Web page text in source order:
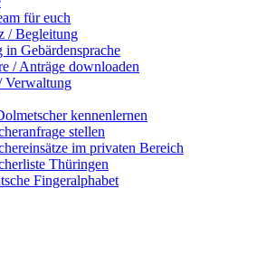
für euch
/ Begleitung
in Gebärdensprache
/ Anträge downloaden
Verwaltung
kennenlernen
stellen
im privaten Bereich
Thüringen
Fingeralphabet